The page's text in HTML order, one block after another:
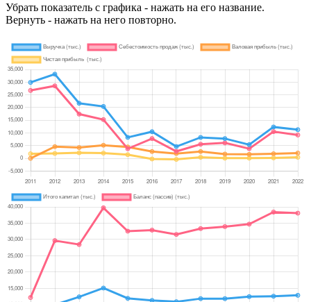
Убрать показатель с графика - нажать на его название.
Вернуть - нажать на него повторно.